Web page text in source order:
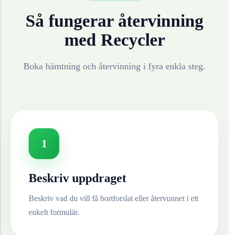
Så fungerar återvinning
med Recycler
Boka hämtning och återvinning i fyra enkla steg.
1
Beskriv uppdraget
Beskriv vad du vill få bortforslat eller återvunnet i ett
enkelt formulär.